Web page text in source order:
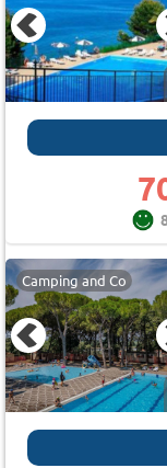
Camping and Co